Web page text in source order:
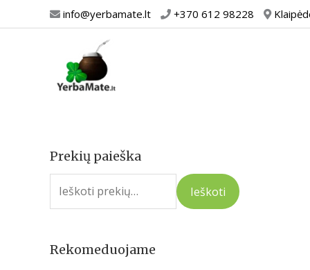
prie
info@yerbamate.lt +370 612 98228
Prekių paieška
I
e
o
Ieškoti
Rekomeduojame